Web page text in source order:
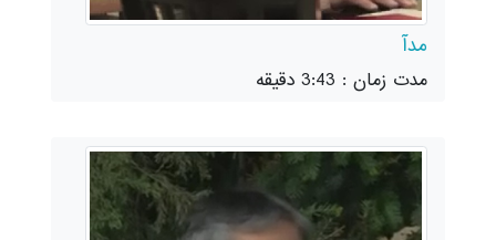
مدآ
مدت زمان : 3:43 دقیقه